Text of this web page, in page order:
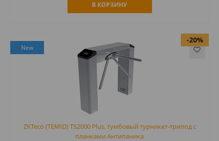
В КОРЗИНУ
New
ZKTeco (TEMID) TS2000 Plus, тумбовый турникет-трипод с
планками Антипаника
-20%